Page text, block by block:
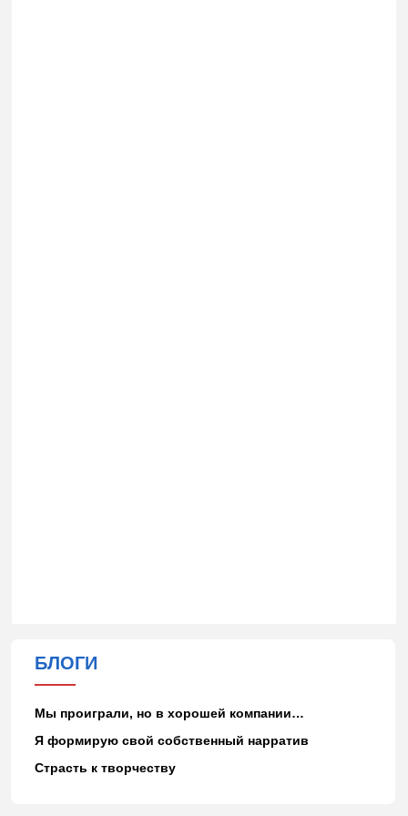
БЛОГИ
Мы проиграли, но в хорошей компании…
Я формирую свой собственный нарратив
Страсть к творчеству